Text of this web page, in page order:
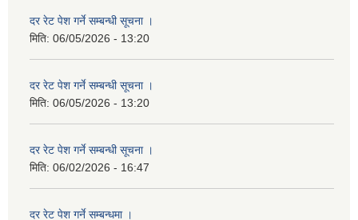
दर रेट पेश गर्ने सम्बन्धी सूचना ।
मिति: 06/05/2026 - 13:20
दर रेट पेश गर्ने सम्बन्धी सूचना ।
मिति: 06/05/2026 - 13:20
दर रेट पेश गर्ने सम्बन्धी सूचना ।
मिति: 06/02/2026 - 16:47
दर रेट पेश गर्ने सम्बन्धमा ।